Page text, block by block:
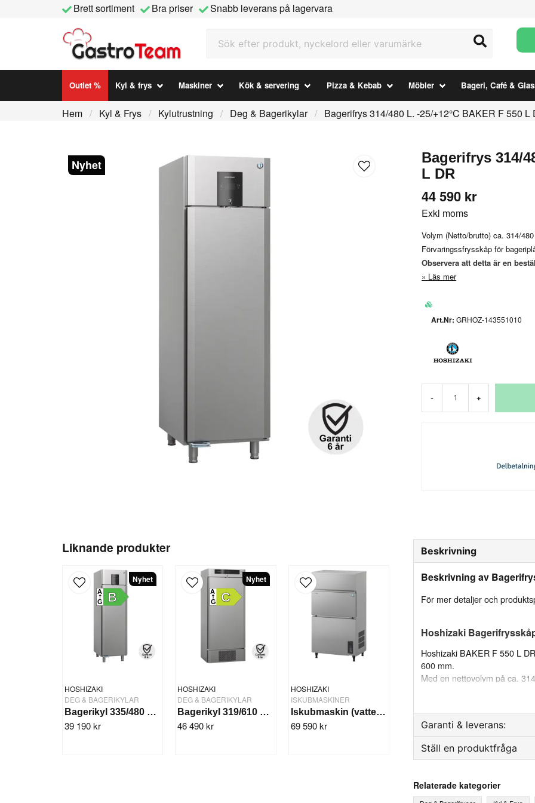
Brett sortiment Bra priser
Snabb leverans på lagervara
Outlet % Kyl & frys Maskiner Kök & servering Pizza & Kebab Möbler Bageri, Café &
Hem Kyl & Frys Kylutrustning Deg & Bagerikylar Bagerifrys 314/480 L. -25/+12°C BAKER F 550 L
Nyhet
Bagerifrys 314/
L DR
44 590 kr
Exkl moms
Volym (Netto/brutto) ca. 314/
Förvaringssfrysskåp för
Observera att detta är en
Läs mer
GRHOZ-143551010
- +
Liknande produkter
HOSHIZAKI
DEG & BAGERIKYLAR
Bagerikyl 335/480 L. -5/+12°C BAKER M 550 L DR
39 190 kr
B
A
G
Nyhet
HOSHIZAKI
DEG & BAGERIKYLAR
Bagerikyl 319/610 L. -5/+12°C BAKER M 625 DR
46 490 kr
C
A
G
Nyhet
HOSHIZAKI
ISKUBMASKINER
Iskubmaskin (vatten) 108kg/24tim. IM-130WPE
69 590 kr
Beskrivning
Beskrivning av
För mer detaljer och
Hoshizaki
Hoshizaki BAKER F 550 L
600 mm.
Med en nettovolym på ca.
Egenskaper
Luftcirkulationssystem
Automatisk
Garanti & leverans:
Reservdelsgaranti
Ställ en produktfråga
Fråga oss något om
Relaterade kategorier